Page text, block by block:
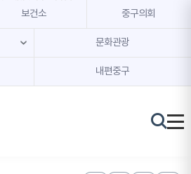
본문 내용 바로가기
주메뉴 바로가기
보건소 중구의회
문화관광
내편중구